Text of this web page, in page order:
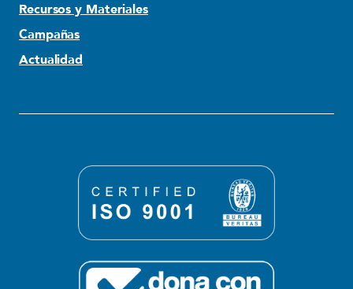
Recursos y Materiales
Campañas
Actualidad